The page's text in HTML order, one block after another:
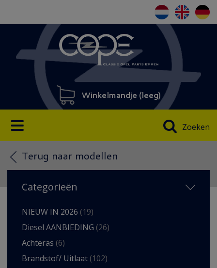
Winkelmandje (leeg)
Zoeken
Terug naar modellen
Categorieën
NIEUW IN 2026 (19)
Diesel AANBIEDING (26)
Achteras (6)
Brandstof/ Uitlaat (102)